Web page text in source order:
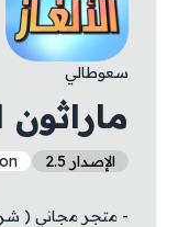
سعوطالي
ماراثون
الإصدار 2.5
- متجر مجاني (